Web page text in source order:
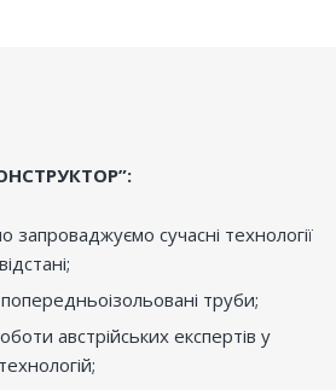
запроваджуємо сучасні технології
труби;
австрійських експертів у